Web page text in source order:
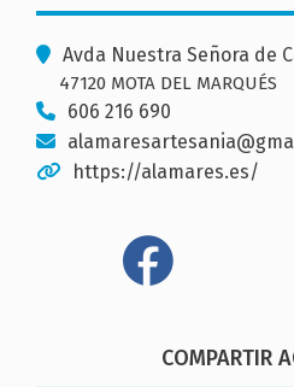
Avda Nuestra Señora de
47120 MOTA DEL MARQUÉS
606 216 690
https://alamares.es/
COMPARTIR